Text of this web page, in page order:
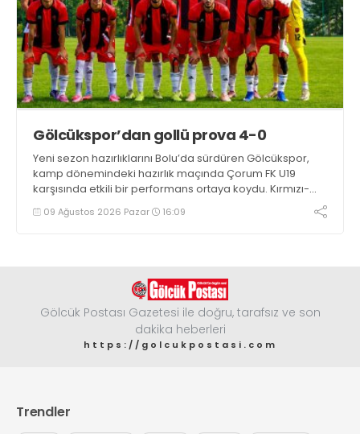
Gölcükspor’dan gollü prova 4-0
Yeni sezon hazırlıklarını Bolu’da sürdüren Gölcükspor,
kamp dönemindeki hazırlık maçında Çorum FK U19
karşısında etkili bir performans ortaya koydu. Kırmızı-
siyahlılar, iki devrede bulduğu gollerle rakibini 4-0
mağlup etti
09 Ağustos 2026 Pazar 16:09
Gölcük Postası Gazetesi ile doğru, tarafsız ve son
dakika heberleri
https://golcukpostasi.com
Trendler